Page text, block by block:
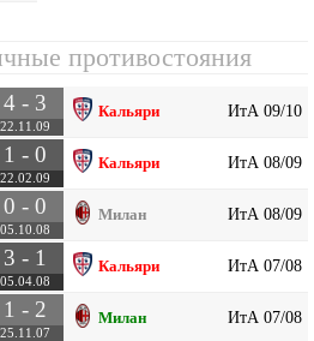
противостояния
4 - 3
22.11.09
Кальяри ИтА 09/10
1 - 0
22.02.09
Кальяри ИтА 08/09
0 - 0
05.10.08
Милан ИтА 08/09
3 - 1
05.04.08
Кальяри ИтА 07/08
1 - 2
25.11.07
Милан ИтА 07/08